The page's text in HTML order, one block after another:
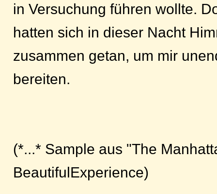
in Versuchung führen wollte.
hatten sich in dieser Nacht
zusammen getan, um mir
bereiten.
(*...* Sample aus "The
BeautifulExperience)